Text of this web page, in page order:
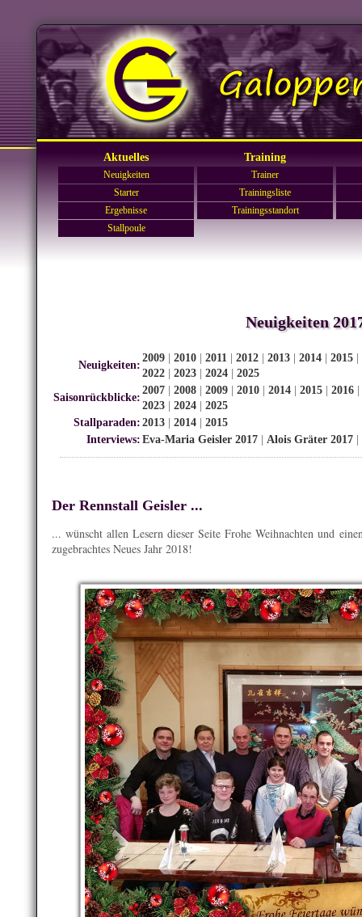
Aktuelles Training
Neuigkeiten
Starter
Ergebnisse
Stallpoule
Trainer
Trainingsliste
Trainingsstandort
Neuigkeiten
Neuigkeiten:
2009 |2010 |2011 |2012 |2013 |2014 |2015
2022 |2023 |2024 |2025
Saisonrückblicke:
2007 |2008 |2009 |2010 |2014 |2015 |2016
2023 |2024 |2025
Stallparaden: 2013 |2014 |2015
Interviews: Eva-Maria Geisler 2017 |Alois Gräter 2017
Der Rennstall Geisler ...
... wünscht allen Lesern dieser Seite Frohe Weihnachten und
zugebrachtes Neues Jahr 2018!